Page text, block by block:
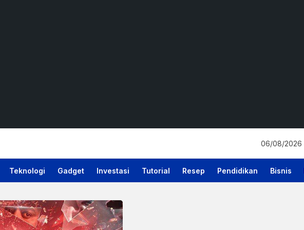
06/08/2026
Teknologi Gadget Investasi Tutorial Resep Pendidikan Bisnis